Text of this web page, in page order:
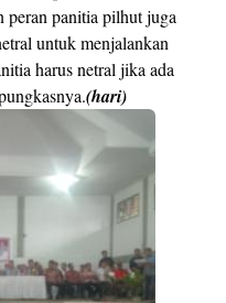
peran panitia pilhut juga
untuk menjalankan
harus netral jika ada
(hari)